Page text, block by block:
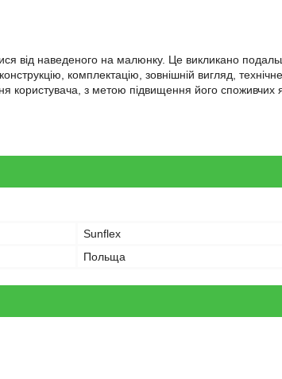
від наведеного на малюнку. Це викликано
комплектацію, зовнішній вигляд,
користувача, з метою підвищення його
Sunflex
Польща